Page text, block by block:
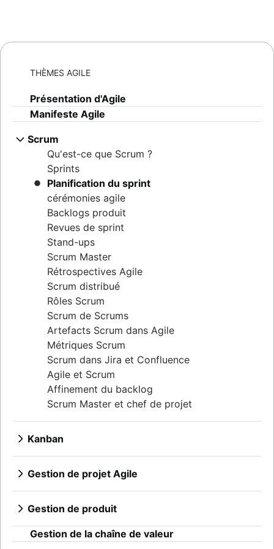
THÈMES AGILE
Présentation d'Agile
Manifeste Agile
Scrum
Qu'est-ce que Scrum ?
Sprints
Planification du sprint
cérémonies agile
Backlogs produit
Revues de sprint
Stand-ups
Scrum Master
Rétrospectives Agile
Scrum distribué
Rôles Scrum
Scrum de Scrums
Artefacts Scrum dans Agile
Métriques Scrum
Scrum dans Jira et Confluence
Agile et Scrum
Affinement du backlog
Scrum Master et chef de projet
Kanban
Qu'est-ce que Kanban ?
Tableaux Kanban
Limites WIP
Kanplan
Les cartes Kanban
Gestion de projet Agile
Qu'est-ce que la gestion de projet Agile ?
Méthode Agile ou méthode en cascade
workflow agile
Automatisation des workflows basés sur l'IA
Gestion de produit
Qu'est-ce que la gestion des produits ?
Feuilles de route des produits
Gestion de la chaîne de valeur